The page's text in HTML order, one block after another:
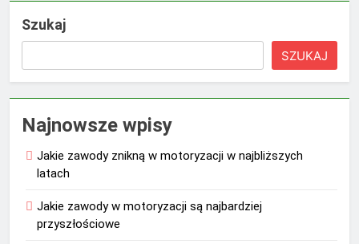
Szukaj
SZUKAJ
Najnowsze wpisy
Jakie zawody znikną w motoryzacji w najbliższych
latach
Jakie zawody w motoryzacji są najbardziej
przyszłościowe